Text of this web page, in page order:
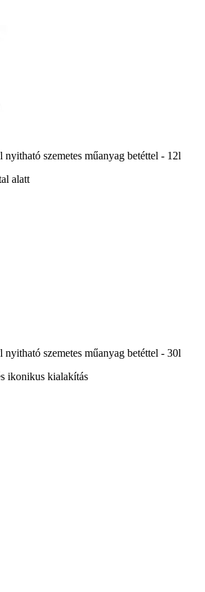
szemetes műanyag betéttel - 12l
alatt
szemetes műanyag betéttel - 30l
ikonikus kialakítás